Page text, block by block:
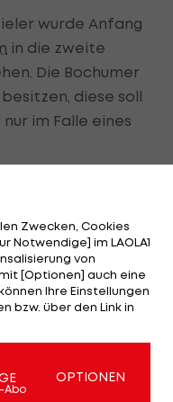
wurde Anfang
in die zweite
Die Bochumer
diese soll
im Falle eines
Rückstand auf
ist bei den
Nur ein Spiel
Zwecken, Cookies
Notwendige] im LAOLA1
von
[Optionen] auch eine
Ihre Einstellungen
bzw. über den Link in
Abo
OPTIONEN